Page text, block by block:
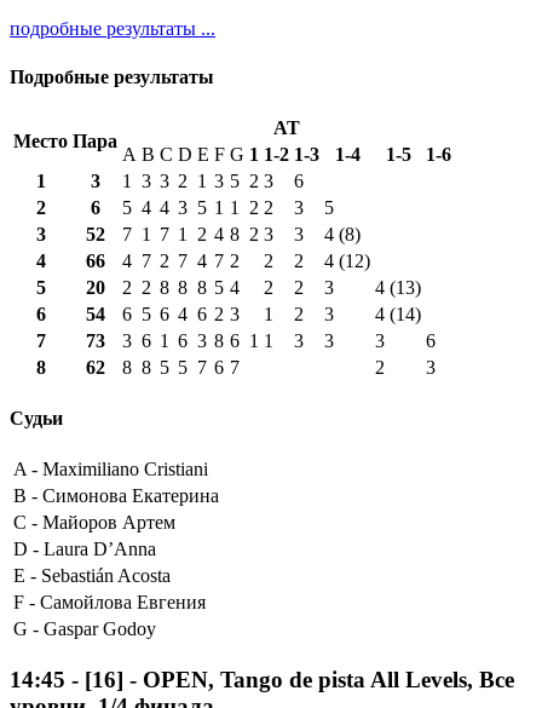
подробные результаты ...
Подробные результаты
Место Пара
AT
A B C D E F G 1 1-2 1-3 1-4 1-5
1-6
1
3 1 3 3 2 1 3 5 2 3
6
2
6 5 4 4 3 5 1 1 2 2 3
5
3
52 7 1 7 1 2 4 8 2 3 3
4 (8)
4
66 4 7 2 7 4 7 2 2 2
4 (12)
5
20 2 2 8 8 8 5 4 2 2 3
4 (13)
6
54 6 5 6 4 6 2 3 1 2 3
4 (14)
7
73 3 6 1 6 3 8 6 1 1 3 3 3
6
8
62 8 8 5 5 7 6 7 2 3
Судьи
A - Maximiliano Cristiani
B - Симонова Екатерина
C - Майоров Артем
D - Laura D’Anna
E - Sebastián Acosta
F - Самойлова Евгения
G - Gaspar Godoy
14:45 - [16] - OPEN, Tango de pista All Levels, Все